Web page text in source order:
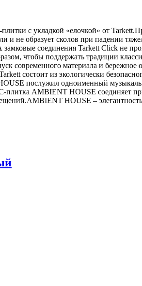
с укладкой «елочкой» от
и не образует сколов при падении
соединения Tarkett Click не
чтобы поддержать традиции
современного материала и
состоит из экологически
послужил одноименный
плитка AMBIENT HOUSE соединяет
HOUSE –